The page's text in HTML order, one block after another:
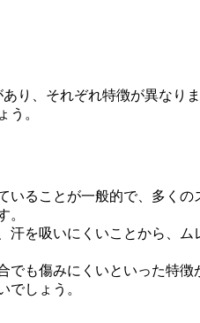
り、それぞれ特徴が異な
う。
ることが一般的で、多く
。
を吸いにくいことから、
も傷みにくいといった特
でしょう。